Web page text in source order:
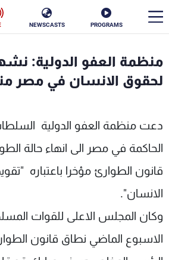
PROGRAMS
NEWSCASTS
منظمة العفو الدولية:
لحقوق الانسان في مصر
دعت منظمة العفو الدولية
الحاكمة في مصر الى انهاء حالة
قانون الطوارئ مؤخرا باعتباره
الانسان".
وكان المجلس الاعلى للقوات
الاسبوع الماضي نطاق قانون
الأخبار
منوعات رياضة
كأس العالم
البرامج